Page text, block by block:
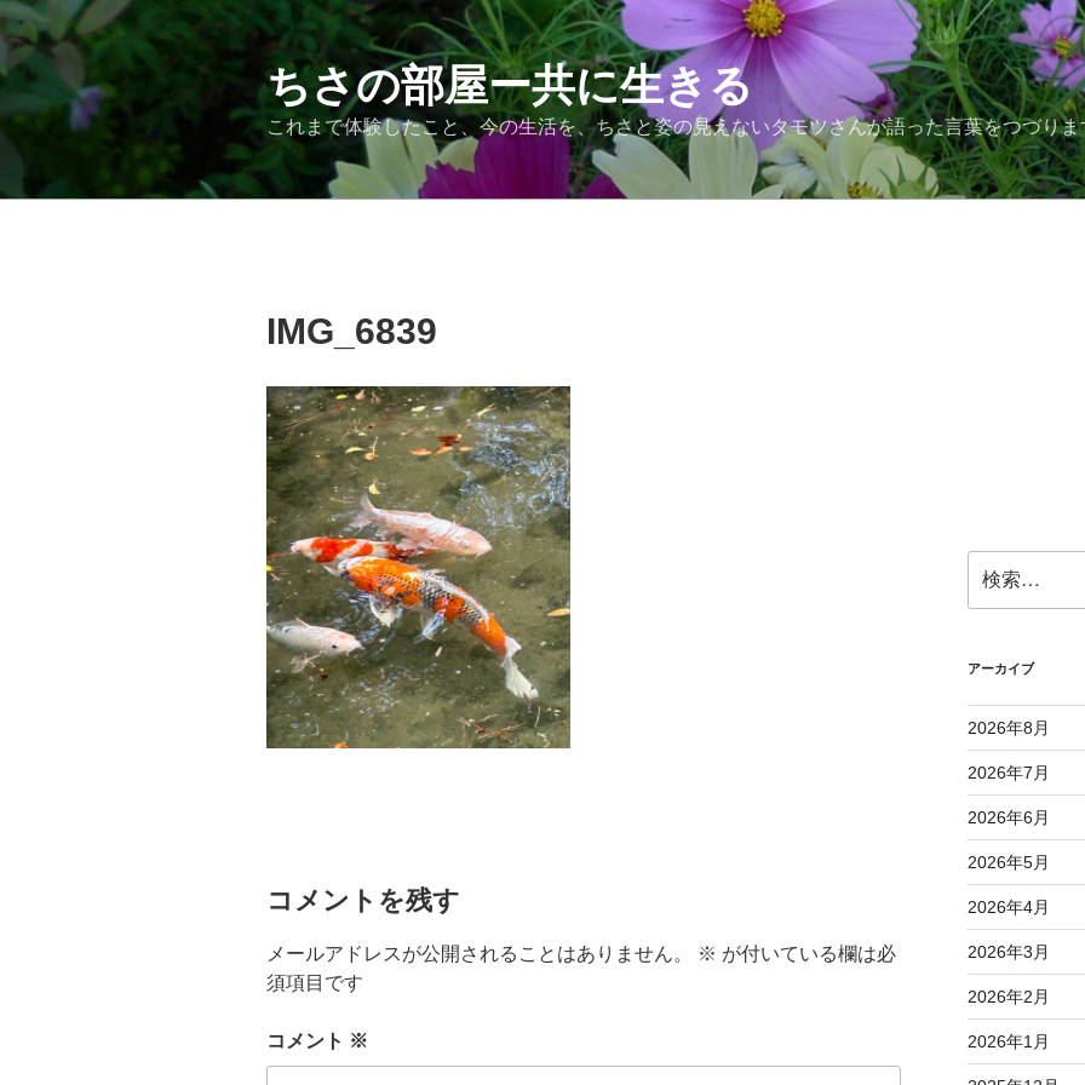
コ
ン
テ
ツ
ちさの部屋ー共に生きる
これまで体験したこと、今の生活を、ちさと姿の見えないタモツさんが語った言葉をつづりま
IMG_6839
コメントを残す
メールアドレスが公開されることはありません。 ※ が付いている欄は必
須項目です
コメント ※
索:
アーカイブ
2026年8月
2026年7月
2026年6月
2026年5月
2026年4月
2026年3月
2026年2月
2026年1月